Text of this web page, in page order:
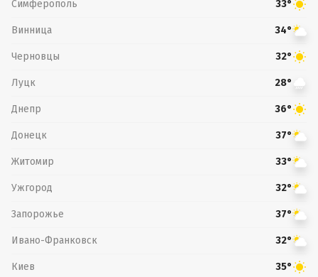
Симферополь 33°
Винница 34°
Черновцы 32°
Луцк 28°
Днепр 36°
Донецк 37°
Житомир 33°
Ужгород 32°
Запорожье 37°
Ивано-Франковск 32°
Киев 35°